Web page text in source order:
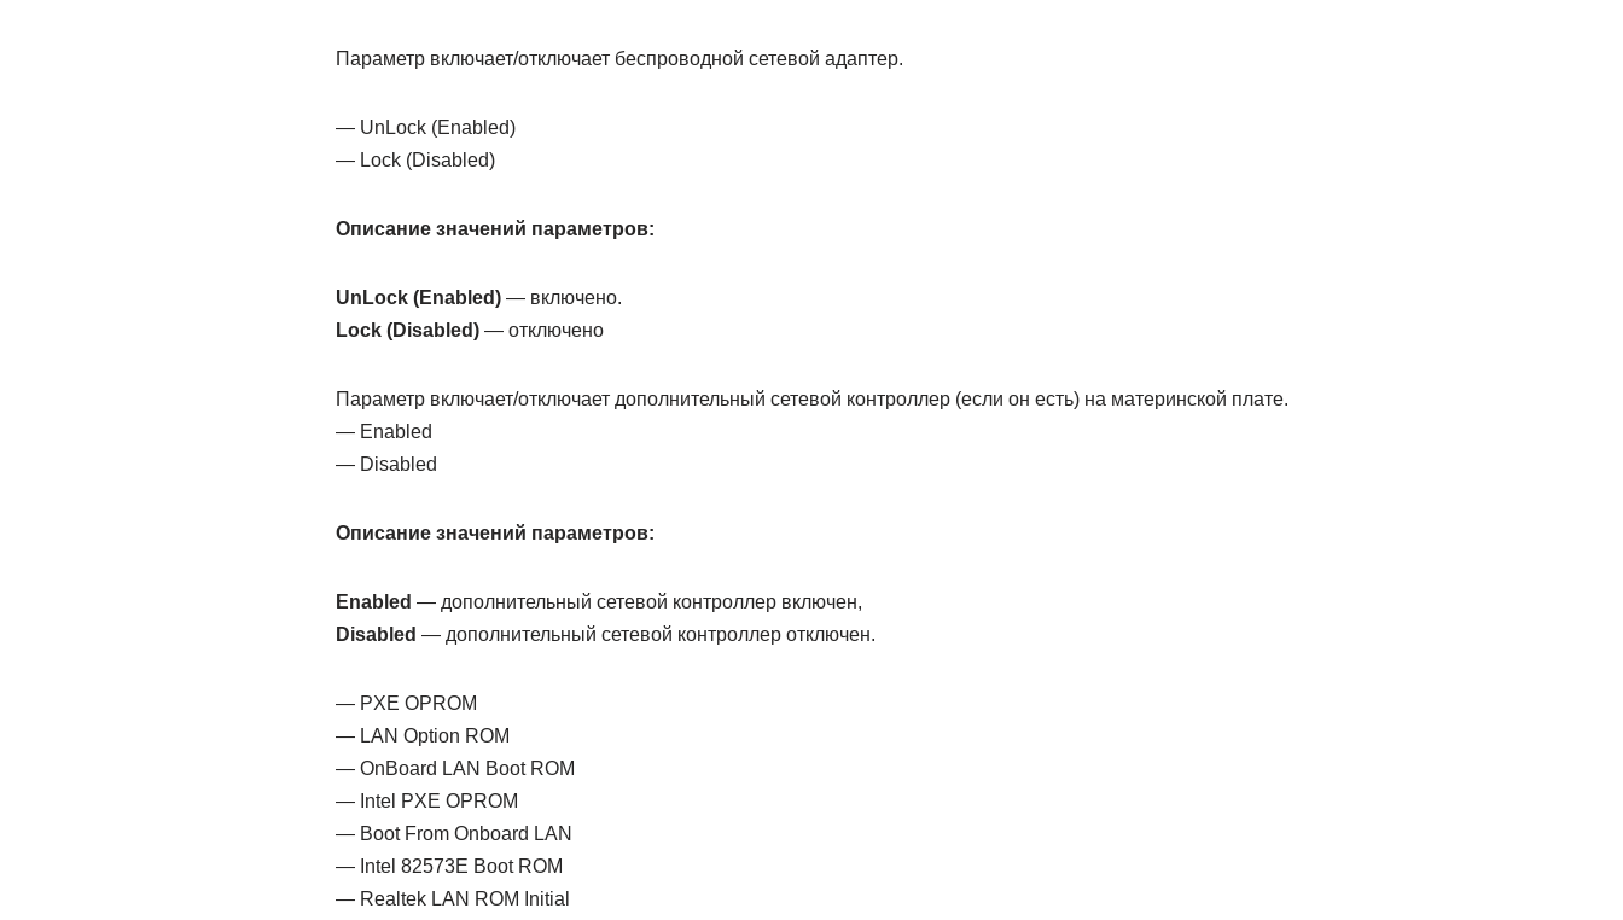
Параметр включает/отключает беспроводной сетевой адаптер.
— UnLock (Enabled)
— Lock (Disabled)
Описание значений параметров:
UnLock (Enabled)— включено.
Lock (Disabled)— отключено
Параметр включает/отключает дополнительный сетевой контроллер (если он есть) на материнской плате.
— Enabled
— Disabled
Описание значений параметров:
Enabled — дополнительный сетевой контроллер включен,
Disabled — дополнительный сетевой контроллер отключен.
— PXE OPROM
— LAN Option ROM
— OnBoard LAN Boot ROM
— Intel PXE OPROM
— Boot From Onboard LAN
— Intel 82573E Boot ROM
— Realtek LAN ROM Initial